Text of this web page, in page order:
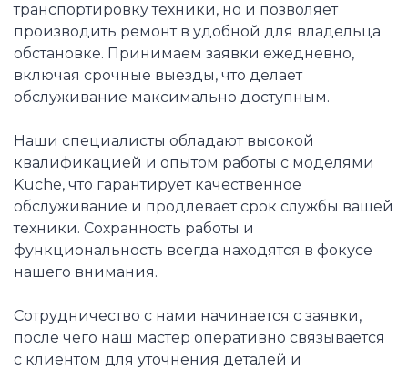
транспортировку техники, но и позволяет
производить ремонт в удобной для владельца
обстановке. Принимаем заявки ежедневно,
включая срочные выезды, что делает
обслуживание максимально доступным.
Наши специалисты обладают высокой
квалификацией и опытом работы с моделями
Kuche, что гарантирует качественное
обслуживание и продлевает срок службы вашей
техники. Сохранность работы и
функциональность всегда находятся в фокусе
нашего внимания.
Сотрудничество с нами начинается с заявки,
после чего наш мастер оперативно связывается
с клиентом для уточнения деталей и